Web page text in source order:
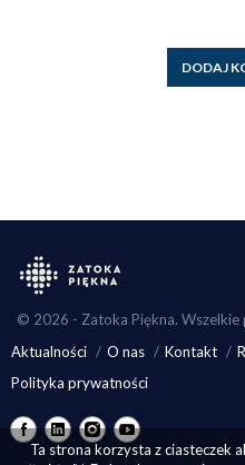
DODAJ
Ta strona korzysta z ciasteczek
© 2026 - Zatoka Piękna. Wszelkie
Aktualności
O nas Kontakt
Polityka prywatności